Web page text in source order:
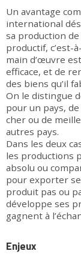
Un avantage
international
sa production
productif, c’est-
main d’œuvre
efficace, et de
des biens qu’il
On le distingue
pour un pays,
cher ou de
autres pays.
Dans les deux
les productions
absolu ou
pour exporter
produit pas ou
développe ses
gagnent à
Enjeux